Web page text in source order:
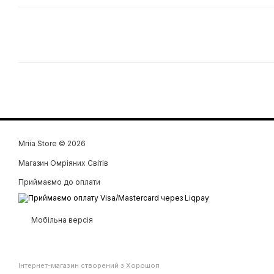
Mriia Store © 2026
Магазин Омріяних Світів
Приймаємо до оплати
Мобільна версія
Інтернет-магазин створений з Хорошоп